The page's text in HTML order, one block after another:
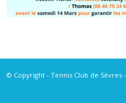
© Copyright - Tennis Club de Sèvres -